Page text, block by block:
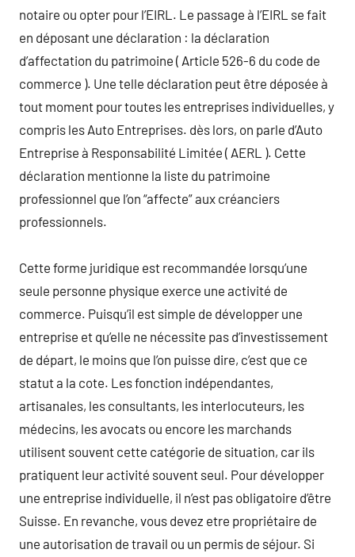
notaire ou opter pour l’EIRL. Le passage à l’EIRL se fait
en déposant une déclaration : la déclaration
d’affectation du patrimoine ( Article 526-6 du code de
commerce ). Une telle déclaration peut être déposée à
tout moment pour toutes les entreprises individuelles, y
compris les Auto Entreprises. dès lors, on parle d’Auto
Entreprise à Responsabilité Limitée ( AERL ). Cette
déclaration mentionne la liste du patrimoine
professionnel que l’on “affecte” aux créanciers
professionnels.
Cette forme juridique est recommandée lorsqu’une
seule personne physique exerce une activité de
commerce. Puisqu’il est simple de développer une
entreprise et qu’elle ne nécessite pas d’investissement
de départ, le moins que l’on puisse dire, c’est que ce
statut a la cote. Les fonction indépendantes,
artisanales, les consultants, les interlocuteurs, les
médecins, les avocats ou encore les marchands
utilisent souvent cette catégorie de situation, car ils
pratiquent leur activité souvent seul. Pour développer
une entreprise individuelle, il n’est pas obligatoire d’être
Suisse. En revanche, vous devez etre propriétaire de
une autorisation de travail ou un permis de séjour. Si